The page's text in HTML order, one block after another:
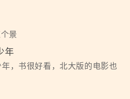
景
年
，书很好看，北大版的电影也